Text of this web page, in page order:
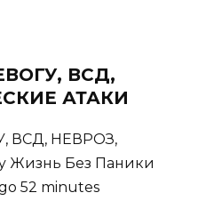
ВСД,
АТАКИ
ВСД, НЕВРОЗ,
Жизнь Без Паники
52 minutes